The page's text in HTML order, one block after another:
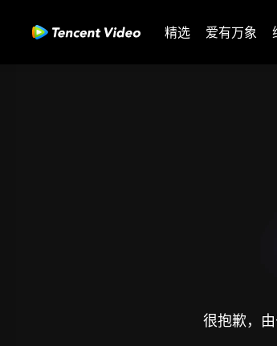
精选 爱有万象
很抱歉，